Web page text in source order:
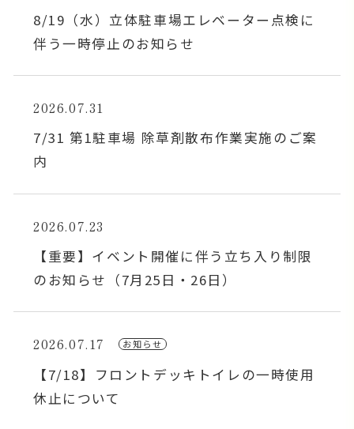
8/19（水）立体駐車場エレベーター点検に
伴う一時停止のお知らせ
2026.07.31
7/31 第1駐車場 除草剤散布作業実施のご案
内
2026.07.23
【重要】イベント開催に伴う立ち入り制限
のお知らせ（7月25日・26日）
2026.07.17 お知らせ
【7/18】フロントデッキトイレの一時使用
休止について